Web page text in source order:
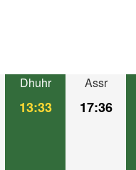
Dhuhr
13:33
Assr
17:36